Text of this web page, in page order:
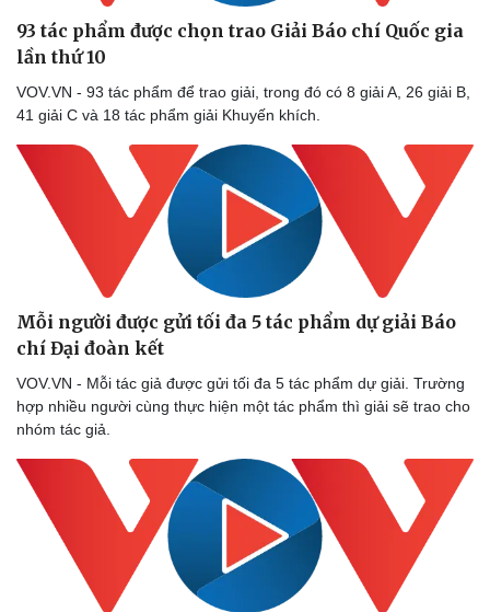
93 tác phẩm được chọn trao Giải Báo chí Quốc gia
lần thứ 10
VOV.VN - 93 tác phẩm để trao giải, trong đó có 8 giải A, 26 giải B,
41 giải C và 18 tác phẩm giải Khuyến khích.
Mỗi người được gửi tối đa 5 tác phẩm dự giải Báo
chí Đại đoàn kết
VOV.VN - Mỗi tác giả được gửi tối đa 5 tác phẩm dự giải. Trường
hợp nhiều người cùng thực hiện một tác phẩm thì giải sẽ trao cho
nhóm tác giả.